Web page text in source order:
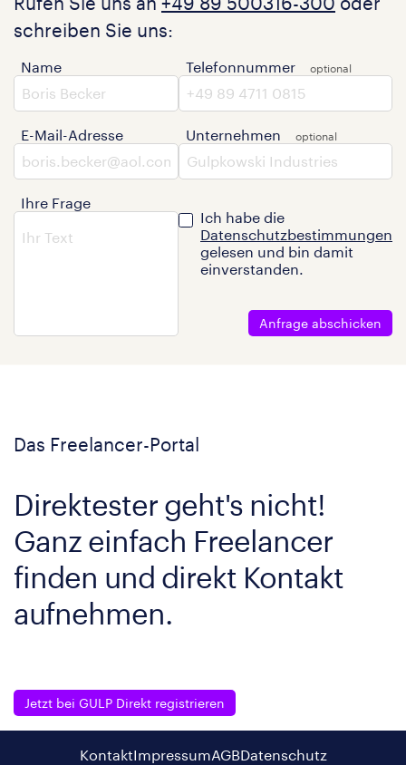
schreiben Sie uns:
Name
E-Mail-Adresse
Ihre Frage
Telefonnummer
Unternehmen
Ich habe die
Datenschutzbestimmungen
gelesen und bin damit
einverstanden.
Anfrage abschicken
Das Freelancer-Portal
Direktester geht's nicht!
Ganz einfach Freelancer
finden und direkt Kontakt
aufnehmen.
Jetzt bei GULP Direkt registrieren
KontaktImpressumAGBDatenschutz